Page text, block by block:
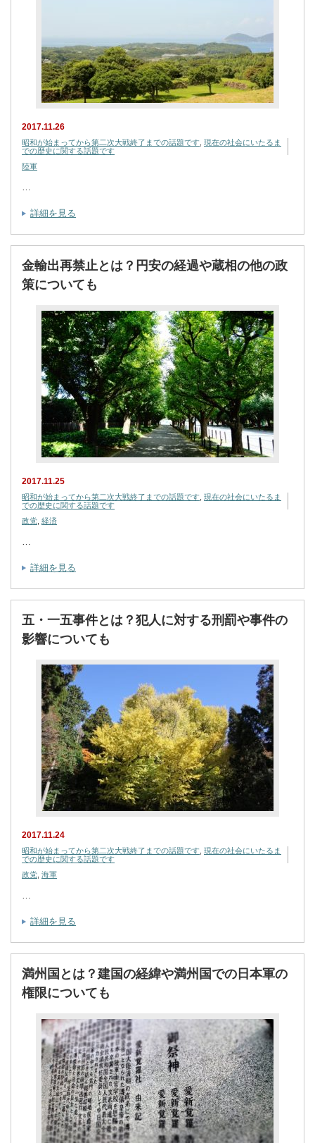
2017.11.26
昭和が始まってから第二次大戦終了までの話題です 現在の社会にいたるま
での歴史に関する話題です
陸軍
…
詳細を見る
金輸出再禁止とは？円安の経過や蔵相の他の政
策についても
2017.11.25
昭和が始まってから第二次大戦終了までの話題です 現在の社会にいたるま
での歴史に関する話題です
政党 経済
詳細を見る
五・一五事件とは？犯人に対する刑罰や事件の
影響についても
2017.11.24
昭和が始まってから第二次大戦終了までの話題です 現在の社会にいたるま
での歴史に関する話題です
政党 海軍
…
詳細を見る
満州国とは？建国の経緯や満州国での日本軍の
権限についても